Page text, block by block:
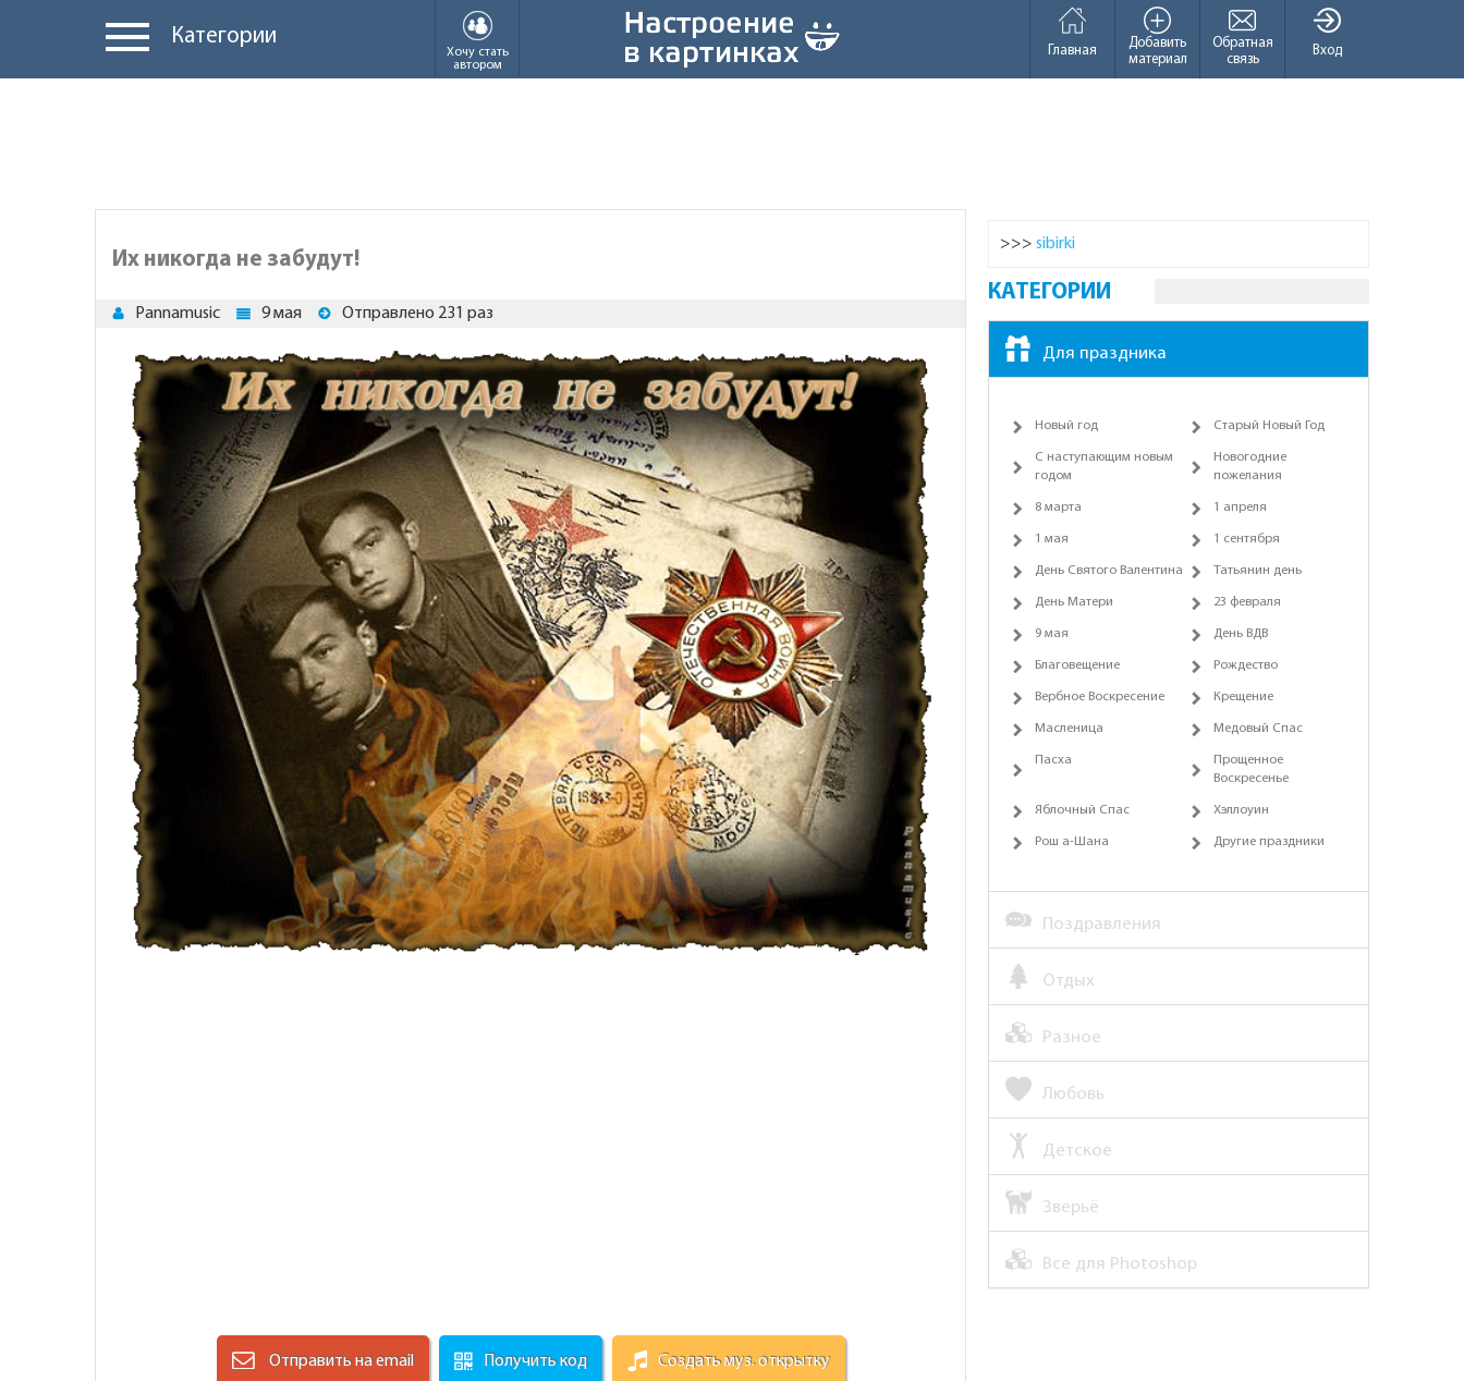
Категории
Хочу стать
автором
Вход
Обратная
связь
Добавить
материал
Главная
Их никогда не забудут!
Pannamusic 9 мая Отправлено 231 раз
Отправить на email Получить код Создать муз. открытку
>>> sibirki
КАТЕГОРИИ
Для праздника
Новый год Старый Новый Год
С наступающим новым
годом
Новогодние
пожелания
8 марта 1 апреля
1 мая 1 сентября
День Святого Валентина Татьянин день
День Матери 23 февраля
9 мая День ВДВ
Благовещение Рождество
Вербное Воскресение Крещение
Масленица Медовый Спас
Пасха
Прощенное
Воскресенье
Яблочный Спас Хэллоуин
Рош а-Шана Другие праздники
Поздравления
Отдых
Разное
Любовь
Детское
Зверьё
Все для Photoshop